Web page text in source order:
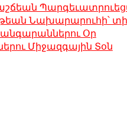
Նախարարուհի՝
Օր
Միջազգային Տօն